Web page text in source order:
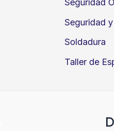
Seguridad
Seguridad
Soldadura
Taller de